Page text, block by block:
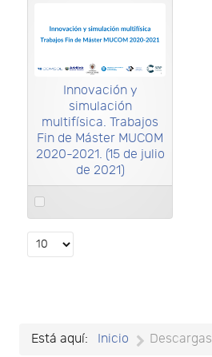
t
o
e
t
Innovación y
simulación
multifísica. Trabajos
Fin de Máster MUCOM
2020-2021. (15 de julio
de 2021)
Select
an
item
Select
the
per
Está aquí: Inicio Descargas